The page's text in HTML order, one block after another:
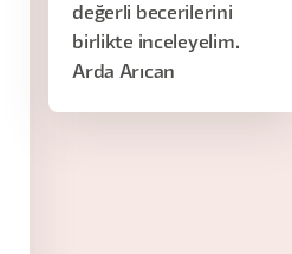
değerli becerilerini
birlikte inceleyelim.
Arda Arıcan